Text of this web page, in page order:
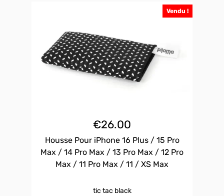
Vendu !
€26.00
Housse Pour iPhone 16 Plus / 15 Pro
Max / 14 Pro Max / 13 Pro Max / 12 Pro
Max / 11 Pro Max / 11 / XS Max
tic tac black